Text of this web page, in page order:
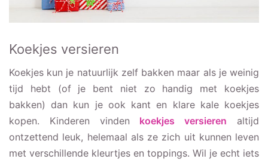
Koekjes versieren
Koekjes kun je natuurlijk zelf bakken maar als je weinig
tijd hebt (of je bent niet zo handig met koekjes
bakken) dan kun je ook kant en klare kale koekjes
kopen. Kinderen vinden koekjes versieren altijd
ontzettend leuk, helemaal als ze zich uit kunnen leven
met verschillende kleurtjes en toppings. Wil je echt iets